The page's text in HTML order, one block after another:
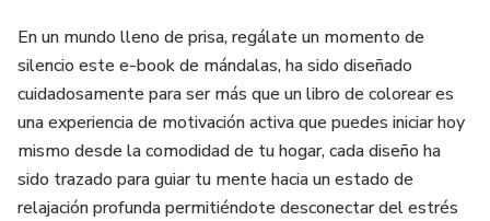
En un mundo lleno de prisa, regálate un momento de
silencio este e-book de mándalas, ha sido diseñado
cuidadosamente para ser más que un libro de colorear es
una experiencia de motivación activa que puedes iniciar hoy
mismo desde la comodidad de tu hogar, cada diseño ha
sido trazado para guiar tu mente hacia un estado de
relajación profunda permitiéndote desconectar del estrés